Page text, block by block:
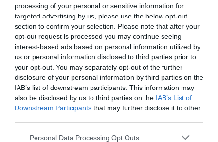
processing of your personal or sensitive information for
targeted advertising by us, please use the below opt-out
section to confirm your selection. Please note that after your
opt-out request is processed you may continue seeing
interest-based ads based on personal information utilized by
us or personal information disclosed to third parties prior to
your opt-out. You may separately opt-out of the further
disclosure of your personal information by third parties on the
IAB’s list of downstream participants. This information may
also be disclosed by us to third parties on the IAB’s List of
Downstream Participants that may further disclose it to other
Please note that this website/app uses one or more Google
Personal Data Processing Opt Outs
Megtekintés az X-en